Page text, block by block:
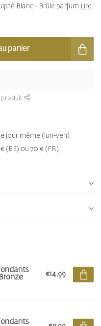
Blanc - Brûle parfum Lire
panier
produit
jour même (lun-ven)
(BE) ou 70 € (FR)
€14,99